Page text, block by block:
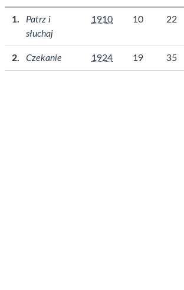
Patrz i
słuchaj
1910 10 22
Czekanie 1924 19 35